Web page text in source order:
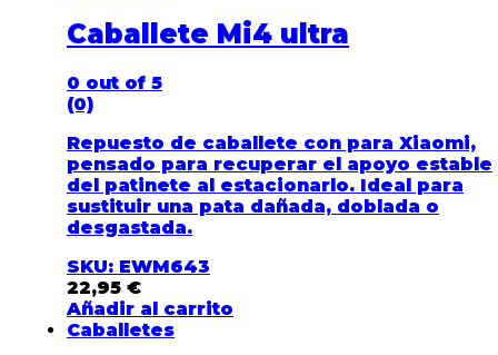
Caballete Mi4 ultra
0 out of 5
(0)
Repuesto de caballete con para Xiaomi,
pensado para recuperar el apoyo estable
del patinete al estacionarlo. Ideal para
sustituir una pata dañada, doblada o
desgastada.
SKU: EWM643
22,95 €
Añadir al carrito
Caballetes